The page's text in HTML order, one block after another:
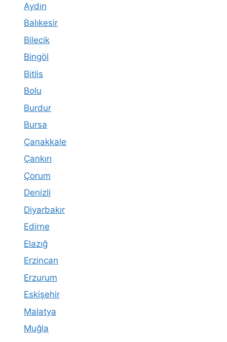
Aydın
Balıkesir
Bilecik
Bingöl
Bitlis
Bolu
Burdur
Bursa
Çanakkale
Çankırı
Çorum
Denizli
Diyarbakır
Edirne
Elazığ
Erzincan
Erzurum
Eskişehir
Malatya
Muğla